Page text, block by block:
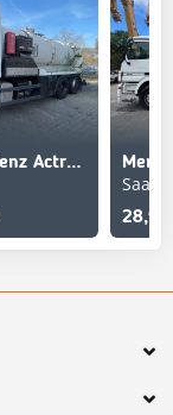
Mercedes-Benz Actros 2541